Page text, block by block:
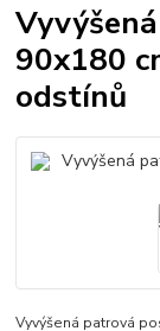
90x180
odstínů
Vyvýšená patrová